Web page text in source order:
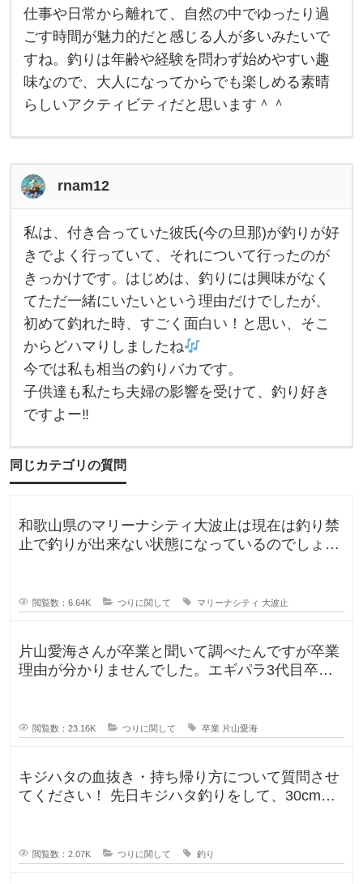
、
あ
る
日
一
緒
に
行
仕事や日常から離れて、自然の中でゆったり過
ごす時間が魅力的だと感じる人が多いみたいで
すね。釣りは年齢や経験を問わず始めやすい趣
味なので、大人になってからでも楽しめる素晴
らしいアクティビティだと思います＾＾
rnam12
私
は
、
付
き
合
っ
て
い
た
彼
氏
(
今
の
那
)
が
釣
好
き
で
っ
て
て
、
そ
れ
私は、付き合っていた彼氏(今の旦那)が釣りが好
きでよく行っていて、それについて行ったのが
きっかけです。はじめは、釣りには興味がなく
てただ一緒にいたいという理由だけでしたが、
初めて釣れた時、すごく面白い！と思い、そこ
からどハマりしましたね
今では私も相当の釣りバカです。
子供達も私たち夫婦の影響を受けて、釣り好き
ですよー‼︎
同じカテゴリの質問
和歌山県のマリーナシティ大波止は現在は釣り禁
止で釣りが出来ない状態になっているのでしょう
閲覧数：6.64K つりに関して マリーナシティ 大波止
片山愛海さんが卒業と聞いて調べたんですが卒業
理由が分かりませんでした。エギパラ3代目卒業
閲覧数：23.16K つりに関して 卒業 片山愛海
キジハタの血抜き・持ち帰り方について質問させ
てください！ 先日キジハタ釣りをして、30cm台
閲覧数：2.07K つりに関して 釣り